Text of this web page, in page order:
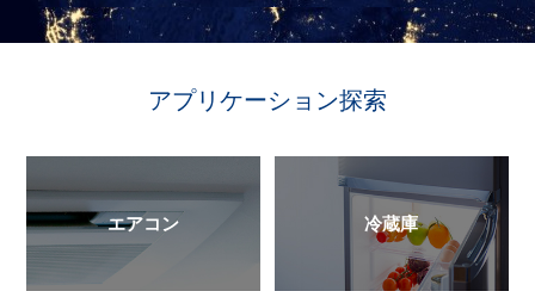
アプリケーション探索
エアコン 冷蔵庫